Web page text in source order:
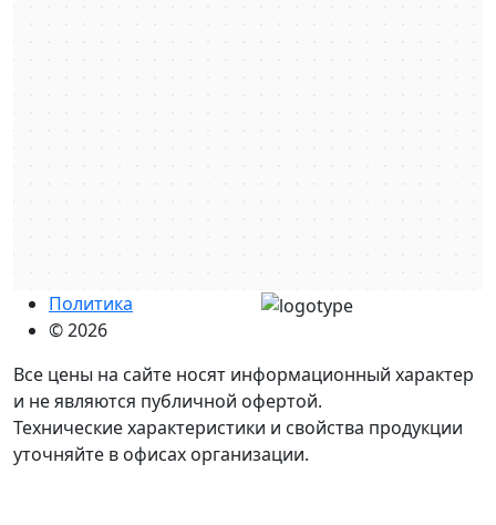
Политика
© 2026
Все цены на сайте носят информационный характер
и не являются публичной офертой.
Технические характеристики и свойства продукции
уточняйте в офисах организации.